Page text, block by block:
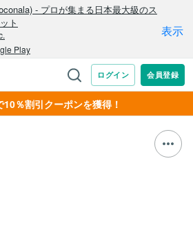
％割引クーポンを獲得！